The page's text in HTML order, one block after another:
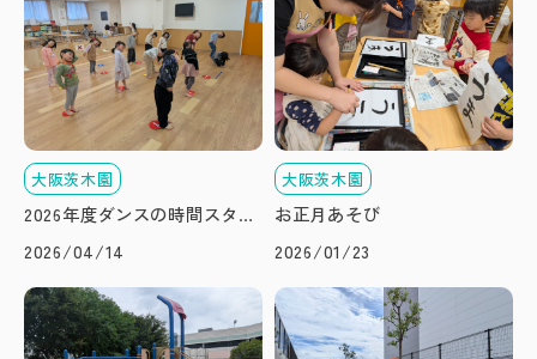
大阪茨木園
2026年度ダンスの時間スター
2026/04/14
大阪茨木園
お正月あそび
2026/01/23